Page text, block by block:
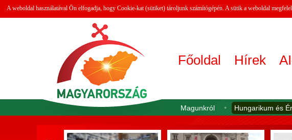
A weboldal használatával Ön elfogadja, hogy Cookie-kat (sütiket) tároljunk számítógépén. A sütik a weboldal
Főoldal Hírek
Magunkról Hungarikum és